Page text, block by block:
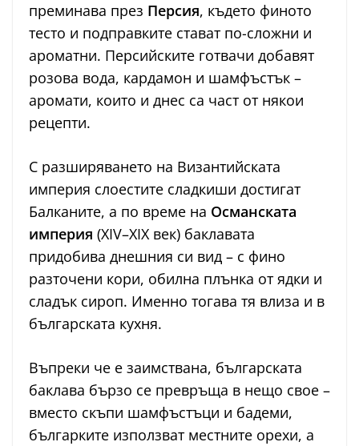
преминава през Персия, където финото
тесто и подправките стават по-сложни и
ароматни. Персийските готвачи добавят
розова вода, кардамон и шамфъстък –
аромати, които и днес са част от някои
рецепти.
С разширяването на Византийската
империя слоестите сладкиши достигат
Балканите, а по време на Османската
империя (XIV–XIX век) баклавата
придобива днешния си вид – с фино
разточени кори, обилна плънка от ядки и
сладък сироп. Именно тогава тя влиза и в
българската кухня.
Въпреки че е заимствана, българската
баклава бързо се превръща в нещо свое –
вместо скъпи шамфъстъци и бадеми,
българките използват местните орехи, а